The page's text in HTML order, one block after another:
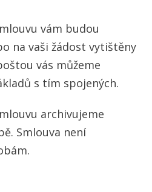
vám budou
na vaši žádost vytištěny
vás můžeme
s tím spojených.
archivujeme
Smlouva není